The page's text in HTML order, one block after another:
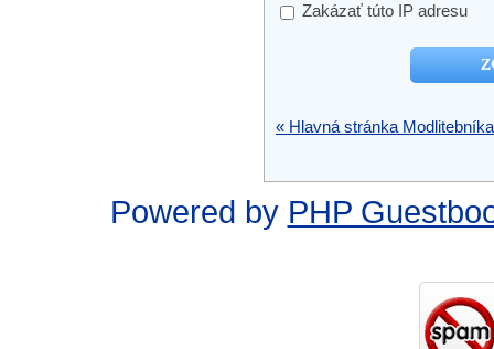
Zakázať túto IP adresu
« Hlavná stránka Modlitebníka
Powered by PHP